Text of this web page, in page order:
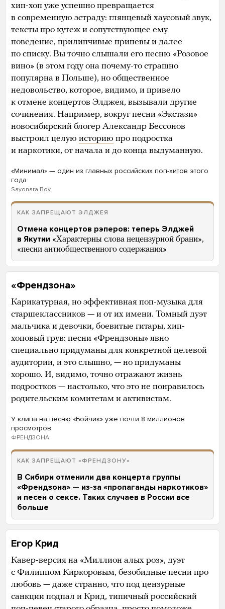
хип-хоп уже успешно превращается
в современную эстраду: глянцевый хаусовый звук,
тексты про кутеж и сопутствующее ему
поведение, прилипчивые припевы и далее
по списку. Вы точно слышали его песню «Розовое
вино» (в этом году она почему-то страшно
популярна в Польше), но общественное
недовольство, которое, видимо, и привело
к отмене концертов Элджея, вызывали другие
сочинения. Например, вокруг песни «Экстази»
новосибирский блогер Александр Бессонов
выстроил целую историю про подростка
и наркотики, от начала и до конца выдуманную.
«Минимал» — один из главных российских поп-хитов этого
года
Sayonara Boy
КАК ЗАПРЕЩАЮТ ЭЛДЖЕЯ
Отмена концертов рэперов: теперь Элджей
в Якутии «Характерны слова нецензурной брани»,
«песни антиобщественного содержания»
«Френдзона»
Карикатурная, но эффективная поп-музыка для
старшеклассников — и от их имени. Томный дуэт
мальчика и девочки, боевитые гитары, хип-
хоповый грув: песни «Френдзоны» явно
специально придуманы для конкретной целевой
аудитории, и это слышно, — но придуманы
хорошо. И, видимо, точно отражают жизнь
подростков — настолько, что это не понравилось
родительским комитетам и активистам.
У клипа на песню «Бойчик» уже почти 8 миллионов
просмотров
ФРЕНДЗОНА
КАК ЗАПРЕЩАЮТ «ФРЕНДЗОНУ»
В Сибири отменили два концерта группы
«Френдзона» — из-за «пропаганды наркотиков»
и песен о сексе. Таких случаев в России все
больше
Егор Крид
Кавер-версия на «Миллион алых роз», дуэт
с Филиппом Киркоровым, безобидные песни про
любовь — даже странно, что под цензурные
санкции подпал и Крид, типичный российский